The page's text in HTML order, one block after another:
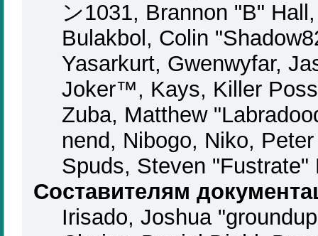
ン1031, Brannon "B"
Bulakbol, Colin
Yasarkurt, Gwenwyfar,
Joker™, Kays, Killer
Zuba, Matthew
nend, Nibogo, Niko,
Spuds, Steven
Составителям
Irisado, Joshua